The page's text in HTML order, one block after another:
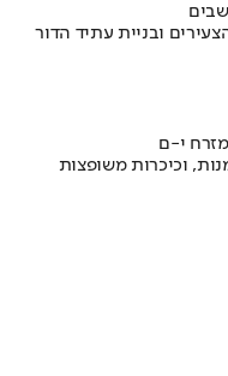
ובניית עתיד הדור
י-ם
וכיכרות משופצות